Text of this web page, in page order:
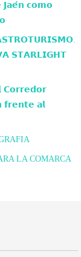
𝗝𝗮𝗲́𝗻 𝗰𝗼𝗺𝗼
𝗦𝗧𝗔𝗥𝗟𝗜𝗚𝗛𝗧
𝗖𝗼𝗿𝗿𝗲𝗱𝗼𝗿
𝗮𝗹
LA COMARCA